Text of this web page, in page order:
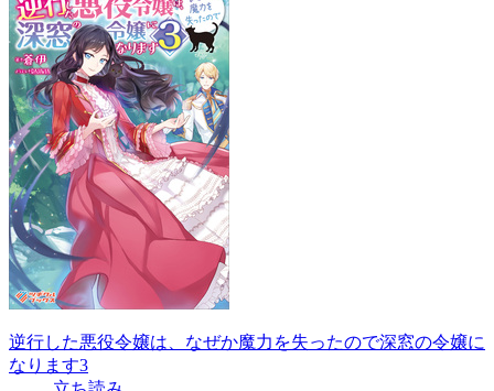
逆行した悪役令嬢は、なぜか魔力を失ったので深窓の令嬢に
なります3